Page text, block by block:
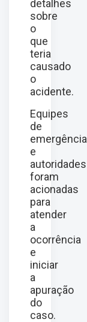
detalhes
sobre
o
que
teria
causado
o
acidente.
Equipes
de
emergência
e
autoridades
foram
acionadas
para
atender
a
ocorrência
e
iniciar
a
apuração
do
caso.